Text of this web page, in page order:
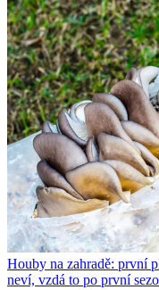
Houby na zahradě: první
neví, vzdá to po první